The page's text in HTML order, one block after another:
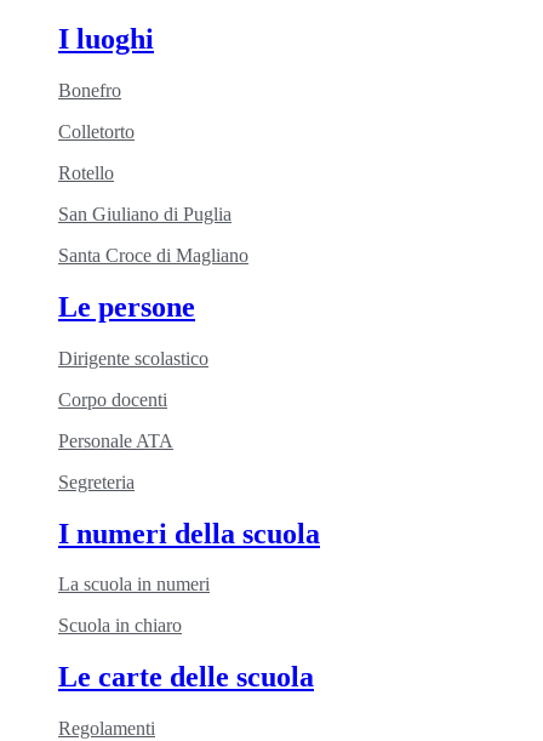
I luoghi
Bonefro
Colletorto
Rotello
San Giuliano di Puglia
Santa Croce di Magliano
Le persone
Dirigente scolastico
Corpo docenti
Personale ATA
Segreteria
I numeri della scuola
La scuola in numeri
Scuola in chiaro
Le carte delle scuola
Regolamenti